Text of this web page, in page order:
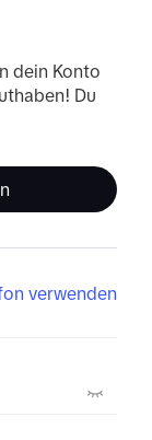
dein Konto
Du
verwenden